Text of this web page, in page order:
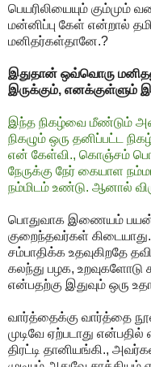
பெயரிலியையும் கும்மும்
மன்னிப்பு கேள் என்றால்
மனிதர்கள்தானே.?
இதுதான் ஒவ்வொரு
இருக்கும்,
இந்த நிகழ்வை மீண்டும்
நிகழும் ஒரு தனிப்பட்ட
என் கேள்வி., கொஞ்சம்
நேருக்கு நேர் கையாள
நம்மிடம் உண்டு. ஆனால்
பொதுவாக இணையம்
குறைந்தவர்கள்
சம்பாதிக்க உதவுகிறதே
கலந்து பழக, உறவுகளோடு
என்பதற்கு இதுவும் ஒரு
வார்த்தைக்கு வார்த்தை நூல்
முடிவே ஏற்படாது
திரட்டி தானியங்கி.,